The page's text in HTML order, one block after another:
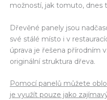
možností, jak tomuto, dnes
Dřevěné panely jsou
své stálé místo i v
úprava je řešena přírodním
originální struktura dřeva.
Pomocí panelů můžete
je využít pouze jako